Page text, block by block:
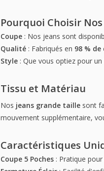
Pourquoi Choisir Nos
Coupe : Nos jeans sont
Qualité : Fabriqués en 98 %
Style : Que vous optiez pour
Tissu et Matériau
Nos jeans grande taille sont
mouvement supplémentaire,
Caractéristiques
Coupe 5 Poches : Pratique